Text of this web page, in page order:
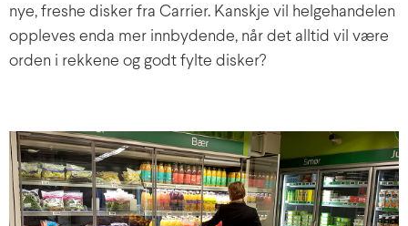
nye, freshe disker fra Carrier. Kanskje vil helgehandelen
oppleves enda mer innbydende, når det alltid vil være
orden i rekkene og godt fylte disker?